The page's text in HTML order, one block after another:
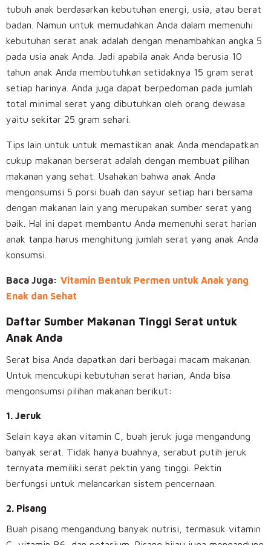
tubuh anak berdasarkan kebutuhan energi, usia, atau berat
badan. Namun untuk memudahkan Anda dalam memenuhi
kebutuhan serat anak adalah dengan menambahkan angka 5
pada usia anak Anda. Jadi apabila anak Anda berusia 10
tahun anak Anda membutuhkan setidaknya 15 gram serat
setiap harinya. Anda juga dapat berpedoman pada jumlah
total minimal serat yang dibutuhkan oleh orang dewasa
yaitu sekitar 25 gram sehari.
Tips lain untuk untuk memastikan anak Anda mendapatkan
cukup makanan berserat adalah dengan membuat pilihan
makanan yang sehat. Usahakan bahwa anak Anda
mengonsumsi 5 porsi buah dan sayur setiap hari bersama
dengan makanan lain yang merupakan sumber serat yang
baik. Hal ini dapat membantu Anda memenuhi serat harian
anak tanpa harus menghitung jumlah serat yang anak Anda
konsumsi.
Baca Juga: Vitamin Bentuk Permen untuk Anak yang
Enak dan Sehat
Daftar Sumber Makanan Tinggi Serat untuk
Anak Anda
Serat bisa Anda dapatkan dari berbagai macam makanan.
Untuk mencukupi kebutuhan serat harian, Anda bisa
mengonsumsi pilihan makanan berikut:
1. Jeruk
Selain kaya akan vitamin C, buah jeruk juga mengandung
banyak serat. Tidak hanya buahnya, serabut putih jeruk
ternyata memiliki serat pektin yang tinggi. Pektin
berfungsi untuk melancarkan sistem pencernaan.
2. Pisang
Buah pisang mengandung banyak nutrisi, termasuk vitamin